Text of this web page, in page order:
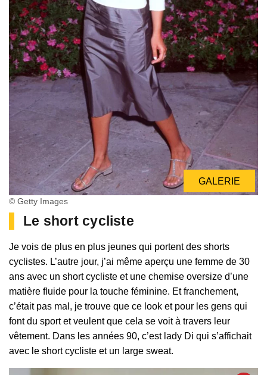
© Getty Images
GALERIE
Le short cycliste
Je vois de plus en plus jeunes qui portent des shorts
cyclistes. L’autre jour, j’ai même aperçu une femme de 30
ans avec un short cycliste et une chemise oversize d’une
matière fluide pour la touche féminine. Et franchement,
c’était pas mal, je trouve que ce look et pour les gens qui
font du sport et veulent que cela se voit à travers leur
vêtement. Dans les années 90, c’est lady Di qui s’affichait
avec le short cycliste et un large sweat.